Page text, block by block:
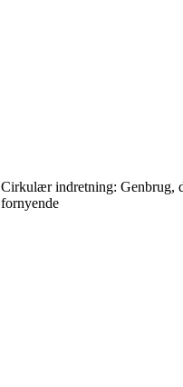
Cirkulær indretning: Genbrug,
fornyende